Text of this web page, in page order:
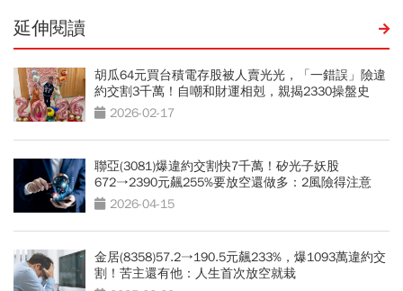
延伸閱讀
胡瓜64元買台積電存股被人賣光光，「一錯誤」險違
約交割3千萬！自嘲和財運相剋，親揭2330操盤史
2026-02-17
聯亞(3081)爆違約交割快7千萬！矽光子妖股
672→2390元飆255%要放空還做多：2風險得注意
2026-04-15
金居(8358)57.2→190.5元飆233%，爆1093萬違約交
割！苦主還有他：人生首次放空就栽